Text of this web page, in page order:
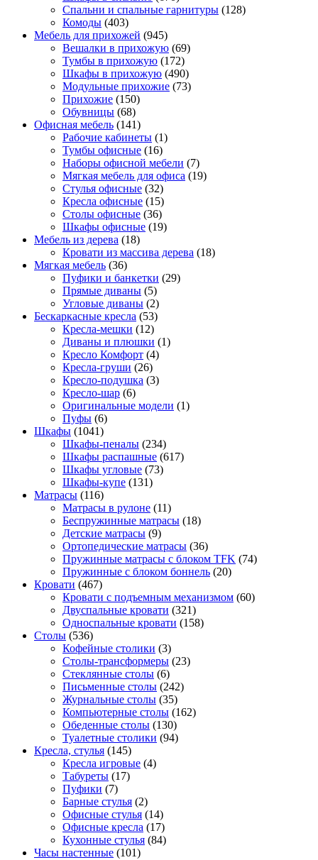
Спальни и спальные гарнитуры (128)
Комоды (403)
Мебель для прихожей (945)
Вешалки в прихожую (69)
Тумбы в прихожую (172)
Шкафы в прихожую (490)
Модульные прихожие (73)
Прихожие (150)
Обувницы (68)
Офисная мебель (141)
Рабочие кабинеты (1)
Тумбы офисные (16)
Наборы офисной мебели (7)
Мягкая мебель для офиса (19)
Стулья офисные (32)
Кресла офисные (15)
Столы офисные (36)
Шкафы офисные (19)
Мебель из дерева (18)
Кровати из массива дерева (18)
Мягкая мебель (36)
Пуфики и банкетки (29)
Прямые диваны (5)
Угловые диваны (2)
Бескаркасные кресла (53)
Кресла-мешки (12)
Диваны и плюшки (1)
Кресло Комфорт (4)
Кресла-груши (26)
Кресло-подушка (3)
Кресло-шар (6)
Оригинальные модели (1)
Пуфы (6)
Шкафы (1041)
Шкафы-пеналы (234)
Шкафы распашные (617)
Шкафы угловые (73)
Шкафы-купе (131)
Матрасы (116)
Матрасы в рулоне (11)
Беспружинные матрасы (18)
Детские матрасы (9)
Ортопедические матрасы (36)
Пружинные матрасы с блоком TFK (74)
Пружинные с блоком боннель (20)
Кровати (467)
Кровати с подъемным механизмом (60)
Двуспальные кровати (321)
Односпальные кровати (158)
Столы (536)
Кофейные столики (3)
Столы-трансформеры (23)
Стеклянные столы (6)
Письменные столы (242)
Журнальные столы (35)
Компьютерные столы (162)
Обеденные столы (130)
Туалетные столики (94)
Кресла, стулья (145)
Кресла игровые (4)
Табуреты (17)
Пуфики (7)
Барные стулья (2)
Офисные стулья (14)
Офисные кресла (17)
Кухонные стулья (84)
Часы настенные (101)